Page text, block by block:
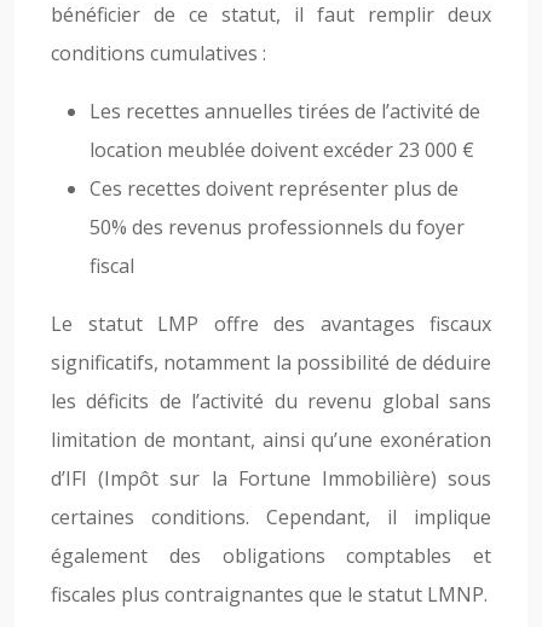
bénéficier de ce statut, il faut remplir deux
conditions cumulatives :
Les recettes annuelles tirées de l’activité de
location meublée doivent excéder 23 000 €
Ces recettes doivent représenter plus de
50% des revenus professionnels du foyer
fiscal
Le statut LMP offre des avantages fiscaux
significatifs, notamment la possibilité de déduire
les déficits de l’activité du revenu global sans
limitation de montant, ainsi qu’une exonération
d’IFI (Impôt sur la Fortune Immobilière) sous
certaines conditions. Cependant, il implique
également des obligations comptables et
fiscales plus contraignantes que le statut LMNP.